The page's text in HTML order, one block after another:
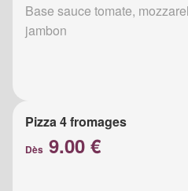
Base sauce tomate,
jambon
Pizza 4 fromages
Dès 9.00 €